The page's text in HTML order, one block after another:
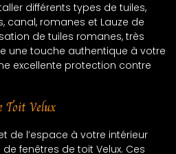
différents types de tuiles,
romanes et Lauze de
de tuiles romanes, très
une touche authentique à votre
excellente protection contre
Toit Velux
de l’espace à votre intérieur
fenêtres de toit Velux. Ces